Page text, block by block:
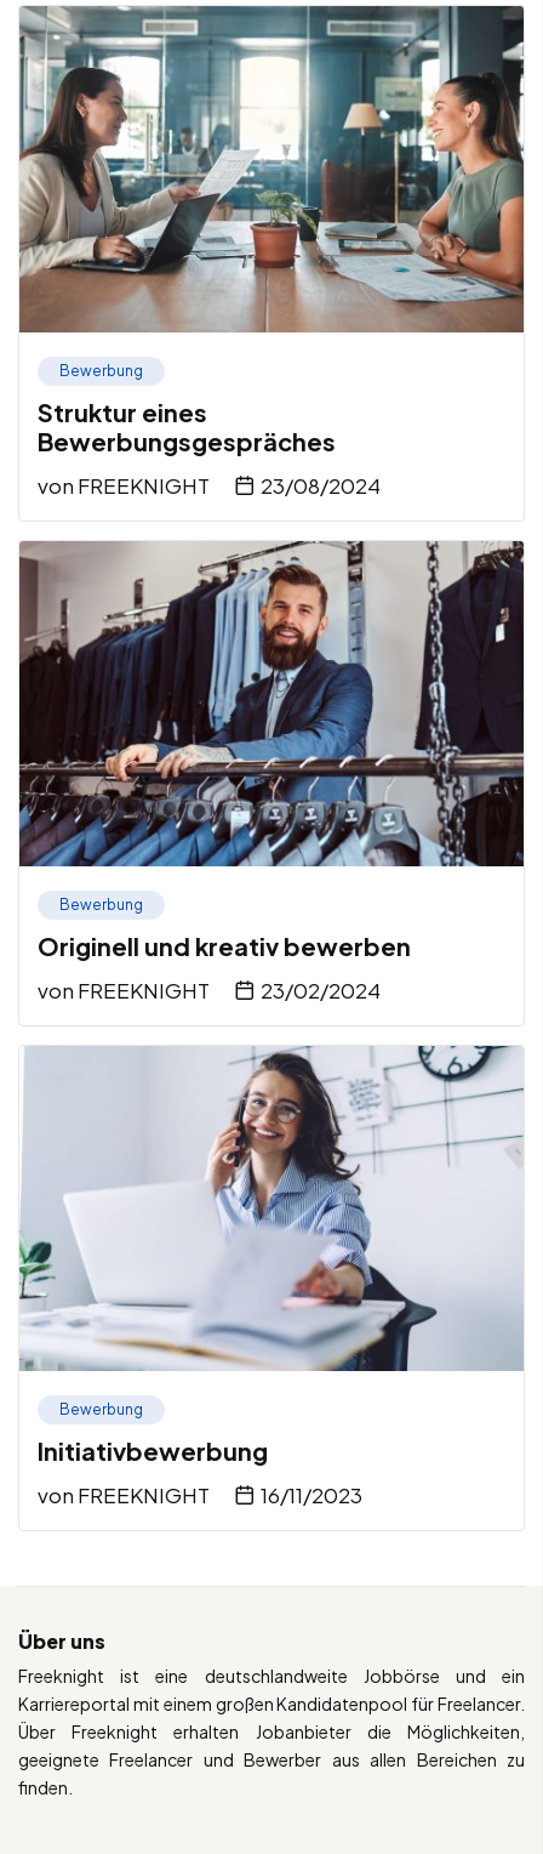
Bewerbung
Struktur eines
Bewerbungsgespräches
von FREEKNIGHT 23/08/2024
Bewerbung
Originell und kreativ bewerben
von FREEKNIGHT 23/02/2024
Bewerbung
Initiativbewerbung
von FREEKNIGHT 16/11/2023
Über uns
Freeknight ist eine deutschlandweite Jobbörse und ein
Karriereportal mit einem großen Kandidatenpool für Freelancer.
Über Freeknight erhalten Jobanbieter die Möglichkeiten,
geeignete Freelancer und Bewerber aus allen Bereichen zu
finden.